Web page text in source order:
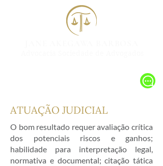
ATUAÇÃO JUDICIAL
O bom resultado requer avaliação crítica
dos potenciais riscos e ganhos;
habilidade para interpretação legal,
normativa e documental; citação tática